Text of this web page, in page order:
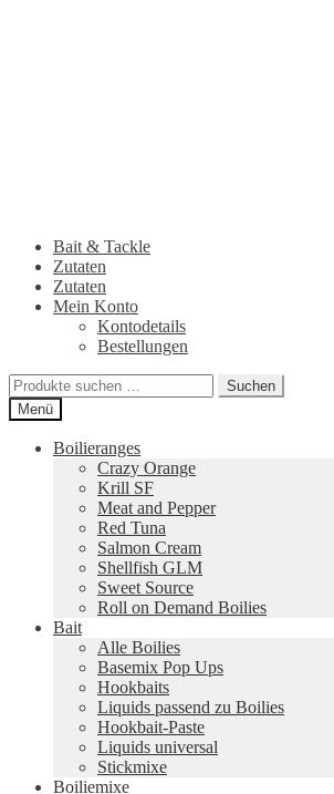
Bait & Tackle
Zutaten
Zutaten
Mein Konto
Kontodetails
Bestellungen
Suchen
nach:
Suchen
Menü
Boilieranges
Crazy Orange
Krill SF
Meat and Pepper
Red Tuna
Salmon Cream
Shellfish GLM
Sweet Source
Roll on Demand Boilies
Bait
Alle Boilies
Basemix Pop Ups
Hookbaits
Liquids passend zu Boilies
Hookbait-Paste
Liquids universal
Stickmixe
Boiliemixe